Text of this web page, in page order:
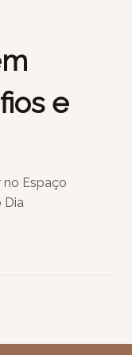
e
Espaço
Dia